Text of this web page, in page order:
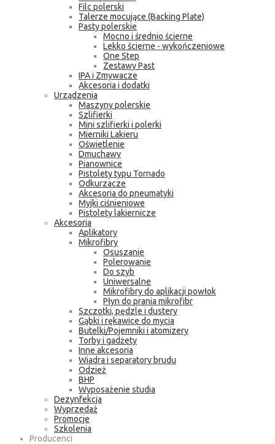
Filc polerski
Talerze mocujące (Backing Plate)
Pasty polerskie
Mocno i średnio ścierne
Lekko ścierne - wykończeniowe
One Step
Zestawy Past
IPA i Zmywacze
Akcesoria i dodatki
Urządzenia
Maszyny polerskie
Szlifierki
Mini szlifierki i polerki
Mierniki Lakieru
Oświetlenie
Dmuchawy
Pianownice
Pistolety typu Tornado
Odkurzacze
Akcesoria do pneumatyki
Myjki ciśnieniowe
Pistolety lakiernicze
Akcesoria
Aplikatory
Mikrofibry
Osuszanie
Polerowanie
Do szyb
Uniwersalne
Mikrofibry do aplikacji powłok
Płyn do prania mikrofibr
Szczotki, pędzle i dustery
Gąbki i rękawice do mycia
Butelki/Pojemniki i atomizery
Torby i gadżety
Inne akcesoria
Wiadra i separatory brudu
Odzież
BHP
Wyposażenie studia
Dezynfekcja
Wyprzedaż
Promocje
Szkolenia
Producenci